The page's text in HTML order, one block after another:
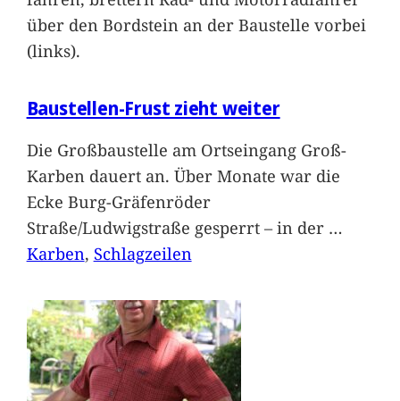
über den Bordstein an der Baustelle vorbei
(links).
Baustellen-Frust zieht weiter
Die Großbaustelle am Ortseingang Groß-
Karben dauert an. Über Monate war die
Ecke Burg-Gräfenröder
Straße/Ludwigstraße gesperrt – in der …
Karben, Schlagzeilen